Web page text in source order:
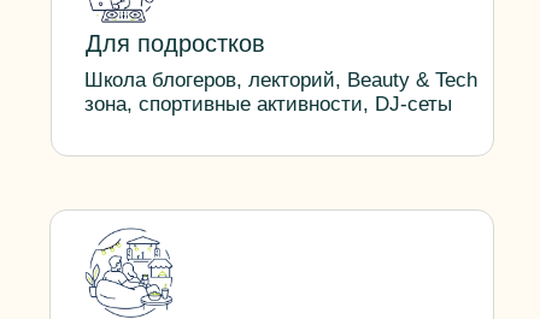
Что ждёт гостей
Три больших направления — для
каждого члена семьи и для всех